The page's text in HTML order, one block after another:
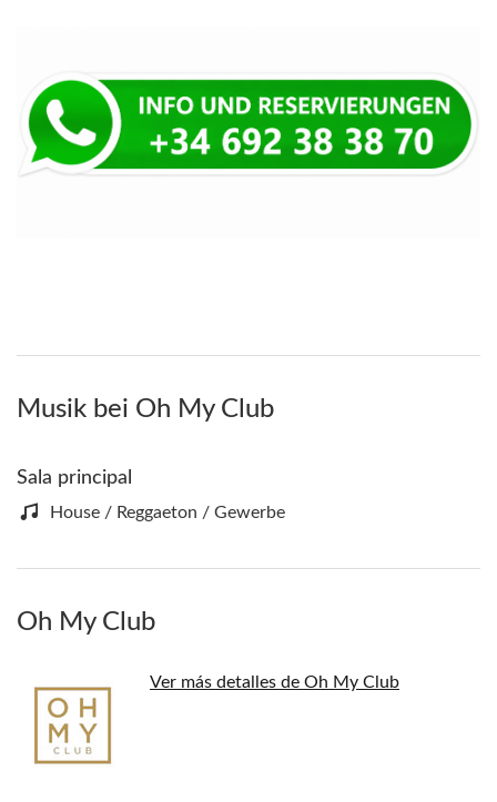
Musik bei Oh My Club
Sala principal
House / Reggaeton / Gewerbe
Oh My Club
Ver más detalles de Oh My Club